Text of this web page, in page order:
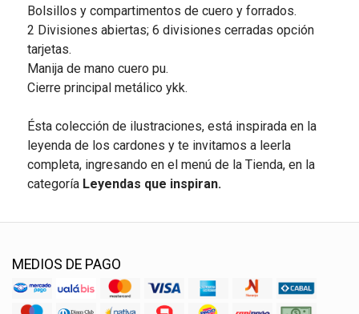
Bolsillos y compartimentos de cuero y forrados.
2 Divisiones abiertas; 6 divisiones cerradas opción
tarjetas.
Manija de mano cuero pu.
Cierre principal metálico ykk.
Ésta colección de ilustraciones, está inspirada en la
leyenda de los cardones y te invitamos a leerla
completa, ingresando en el menú de la Tienda, en la
categoría Leyendas que inspiran.
MEDIOS DE PAGO